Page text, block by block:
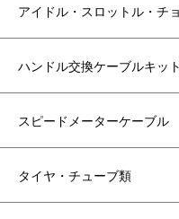
アイドル・スロットル・チ
ハンドル交換ケーブルキット
スピードメーターケーブル
タイヤ・チューブ類